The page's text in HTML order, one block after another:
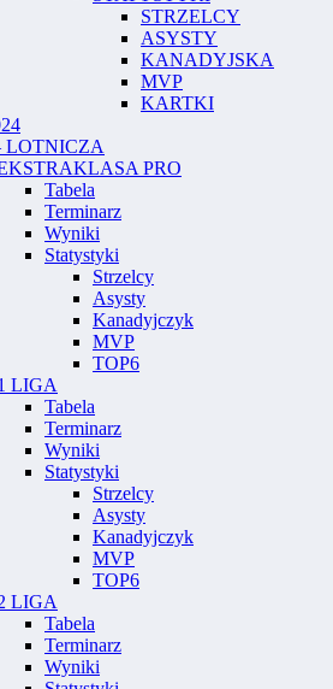
STRZELCY
ASYSTY
KANADYJSKA
MVP
KARTKI
LOTNICZA
PRO
Tabela
Terminarz
Wyniki
Statystyki
Strzelcy
Asysty
Kanadyjczyk
MVP
TOP6
LIGA
Tabela
Terminarz
Wyniki
Statystyki
Strzelcy
Asysty
Kanadyjczyk
MVP
TOP6
LIGA
Tabela
Terminarz
Wyniki